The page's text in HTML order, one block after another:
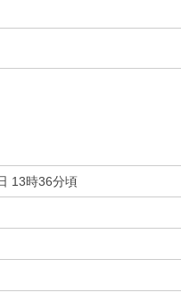
13時36分頃